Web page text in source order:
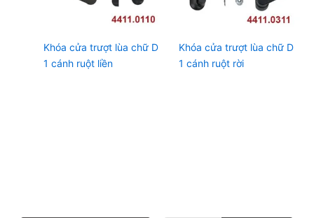
Khóa cửa trượt lùa chữ D
1 cánh ruột liền
Khóa cửa trượt lùa chữ D
1 cánh ruột rời